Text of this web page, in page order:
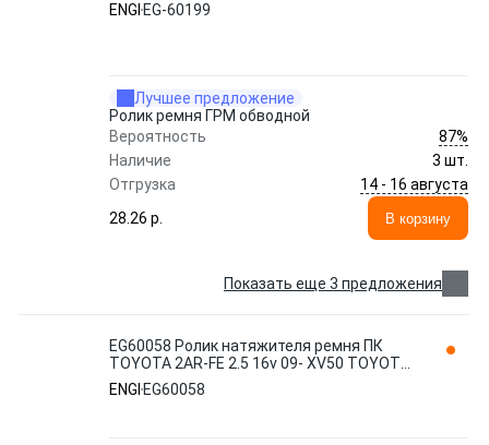
ENGI EG-60199
Лучшее предложение
Ролик ремня ГРМ обводной
Вероятность
87%
Наличие
3 шт.
Отгрузка
14 - 16 августа
28.26 p.
В корзину
Показать еще 3 предложения
EG60058 Ролик натяжителя ремня ПК
TOYOTA 2AR-FE 2.5 16v 09- XV50 TOYOTA:
1AR-FE, 6AR-FSE, 2AR-FXE ENGI
ENGI EG60058